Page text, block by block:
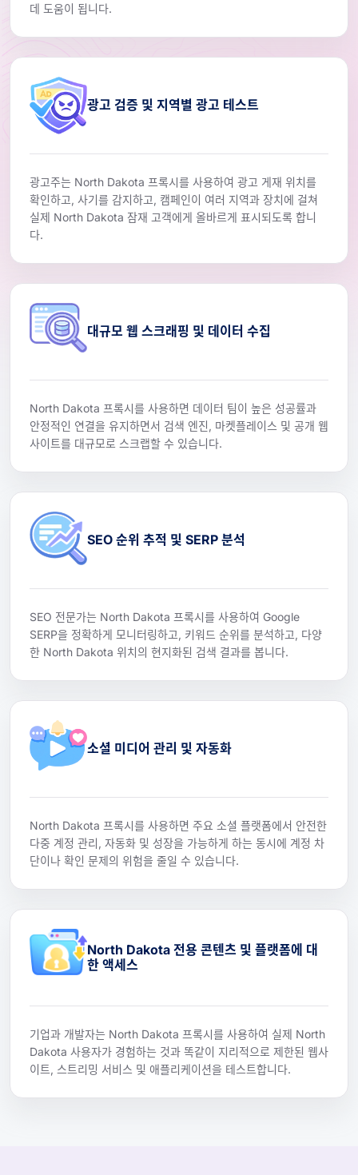
데 도움이 됩니다.
광고 검증 및 지역별 광고 테스트
광고주는 North Dakota 프록시를 사용하여 광고 게재 위치를
확인하고, 사기를 감지하고, 캠페인이 여러 지역과 장치에 걸쳐
실제 North Dakota 잠재 고객에게 올바르게 표시되도록 합니
다.
대규모 웹 스크래핑 및 데이터 수집
North Dakota 프록시를 사용하면 데이터 팀이 높은 성공률과
안정적인 연결을 유지하면서 검색 엔진, 마켓플레이스 및 공개 웹
사이트를 대규모로 스크랩할 수 있습니다.
SEO 순위 추적 및 SERP 분석
SEO 전문가는 North Dakota 프록시를 사용하여 Google
SERP을 정확하게 모니터링하고, 키워드 순위를 분석하고, 다양
한 North Dakota 위치의 현지화된 검색 결과를 봅니다.
소셜 미디어 관리 및 자동화
North Dakota 프록시를 사용하면 주요 소셜 플랫폼에서 안전한
다중 계정 관리, 자동화 및 성장을 가능하게 하는 동시에 계정 차
단이나 확인 문제의 위험을 줄일 수 있습니다.
North Dakota 전용 콘텐츠 및 플랫폼에 대
한 액세스
기업과 개발자는 North Dakota 프록시를 사용하여 실제 North
Dakota 사용자가 경험하는 것과 똑같이 지리적으로 제한된 웹사
이트, 스트리밍 서비스 및 애플리케이션을 테스트합니다.